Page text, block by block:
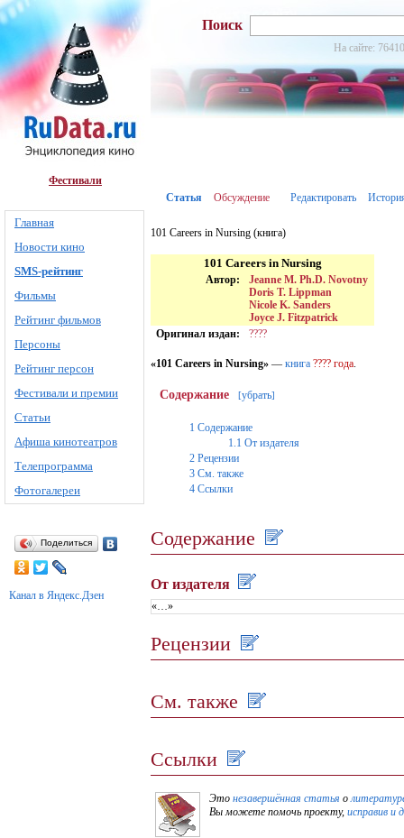
Фестивали
Главная
Новости кино
SMS-рейтинг
Фильмы
Рейтинг фильмов
Персоны
Рейтинг персон
Фестивали и премии
Статьи
Афиша кинотеатров
Телепрограмма
Фотогалереи
Поделиться
Канал в Яндекс.Дзен
Поиск
На сайте:
Статья Обсуждение Редактировать
101 Careers in Nursing (книга)
101 Careers in Nursing
Автор:
Jeanne M. Ph.D. Novotny
Doris T. Lippman
Nicole K. Sanders
Joyce J. Fitzpatrick
Оригинал издан:
????
«101 Careers in Nursing» — книга ???? года.
Содержание [убрать]
1 Содержание
1.1 От издателя
2 Рецензии
3 См. также
4 Ссылки
Содержание
От издателя
«…»
Рецензии
См. также
Ссылки
Это незавершённая статья о
Вы можете помочь проекту, исправив и